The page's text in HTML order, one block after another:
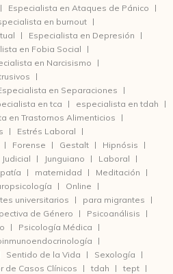
Especialista en Ataques de Pánico
en burnout
Especialista en Depresión
en Fobia Social
en Narcisismo
en Separaciones
en tca
especialista en tdah
en Trastornos Alimenticios
Estrés Laboral
Forense Gestalt
Hipnósis
Judicial Junguiano
Laboral
maternidad
Meditación
Online
universitarios
para migrantes
de Género
Psicoanálisis
Psicología Médica
Sentido de la Vida
Sexología
de Casos Clínicos tdah
tept